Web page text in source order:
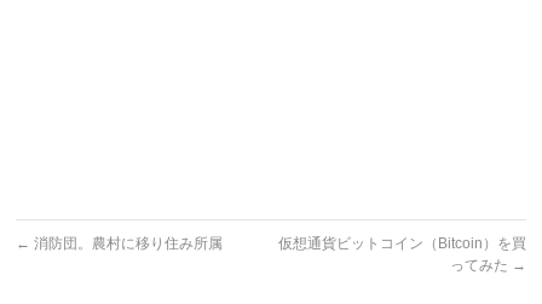
← 消防団。農村に移り住み所属
仮想通貨ビットコイン（Bitcoin）を買
ってみた →